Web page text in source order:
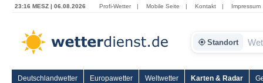
23:16 MESZ | 06.08.2026 Profi-Wetter | Mobile Seite | Kontakt | Impressum
Standort
Deutschlandwetter Europawetter Weltwetter Karten & Radar